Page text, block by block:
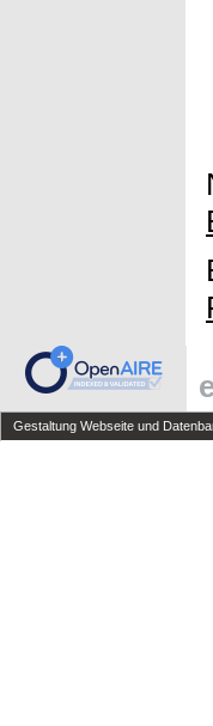
Gestaltung Webseite und